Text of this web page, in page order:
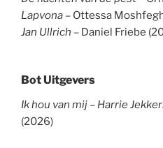
Lapvona – Ottessa
Jan Ullrich – Daniel Friebe
Bot Uitgevers
Ik hou van mij – Harrie
(2026)